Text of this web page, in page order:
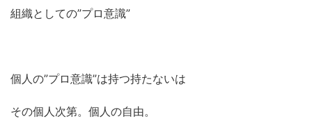
組織としての”プロ意識”
個人の”プロ意識”は持つ持たないは
その個人次第。個人の自由。